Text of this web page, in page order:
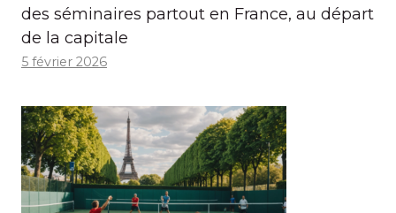
des séminaires partout en France, au départ
de la capitale
5 février 2026